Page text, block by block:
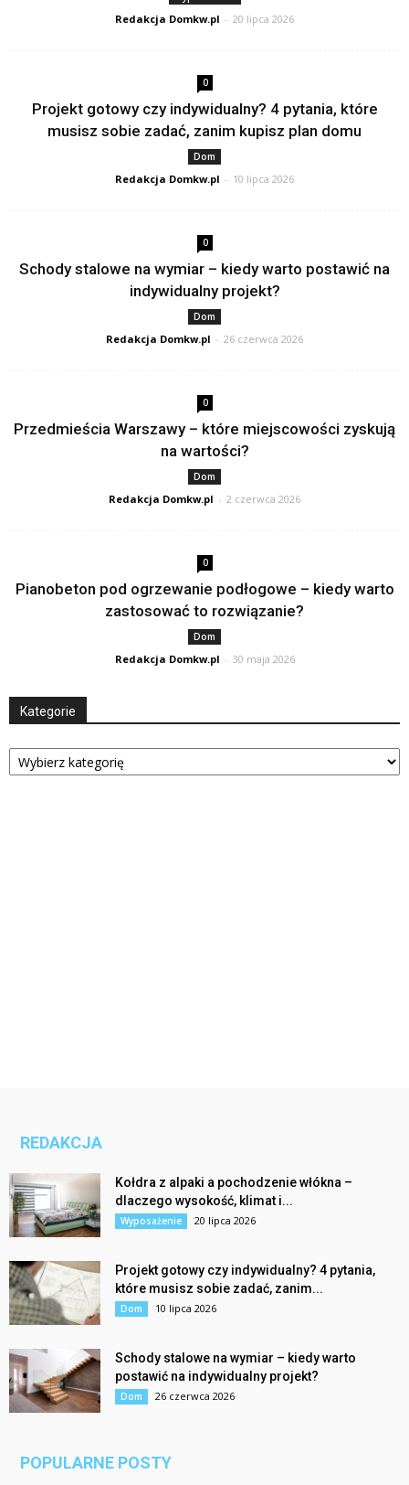
Redakcja Domkw.pl - 20 lipca 2026
0
Projekt gotowy czy indywidualny? 4 pytania, które
musisz sobie zadać, zanim kupisz plan domu
Dom
Redakcja Domkw.pl - 10 lipca 2026
0
Schody stalowe na wymiar – kiedy warto postawić na
indywidualny projekt?
Dom
Redakcja Domkw.pl - 26 czerwca 2026
0
Przedmieścia Warszawy – które miejscowości zyskują
na wartości?
Dom
Redakcja Domkw.pl - 2 czerwca 2026
0
Pianobeton pod ogrzewanie podłogowe – kiedy warto
zastosować to rozwiązanie?
Dom
Redakcja Domkw.pl - 30 maja 2026
Kategorie
Kategorie
REDAKCJA
Kołdra z alpaki a pochodzenie włókna –
dlaczego wysokość, klimat i...
Wyposażenie 20 lipca 2026
Projekt gotowy czy indywidualny? 4 pytania,
które musisz sobie zadać, zanim...
Dom 10 lipca 2026
Schody stalowe na wymiar – kiedy warto
postawić na indywidualny projekt?
Dom 26 czerwca 2026
POPULARNE POSTY